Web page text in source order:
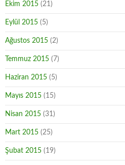
Ekim 2015 (21)
Eylül 2015 (5)
Ağustos 2015 (2)
Temmuz 2015 (7)
Haziran 2015 (5)
Mayıs 2015 (15)
Nisan 2015 (31)
Mart 2015 (25)
Şubat 2015 (19)